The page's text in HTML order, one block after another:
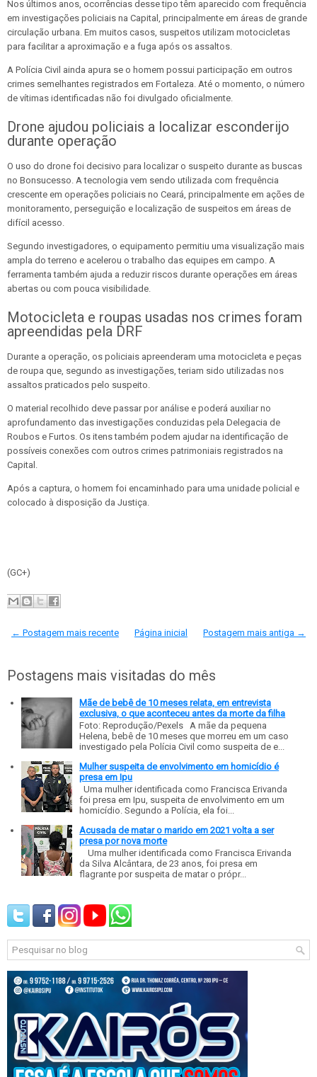
Nos últimos anos, ocorrências desse tipo têm aparecido com frequência
em investigações policiais na Capital, principalmente em áreas de grande
circulação urbana. Em muitos casos, suspeitos utilizam motocicletas
para facilitar a aproximação e a fuga após os assaltos.
A Polícia Civil ainda apura se o homem possui participação em outros
crimes semelhantes registrados em Fortaleza. Até o momento, o número
de vítimas identificadas não foi divulgado oficialmente.
Drone ajudou policiais a localizar esconderijo
durante operação
O uso do drone foi decisivo para localizar o suspeito durante as buscas
no Bonsucesso. A tecnologia vem sendo utilizada com frequência
crescente em operações policiais no Ceará, principalmente em ações de
monitoramento, perseguição e localização de suspeitos em áreas de
difícil acesso.
Segundo investigadores, o equipamento permitiu uma visualização mais
ampla do terreno e acelerou o trabalho das equipes em campo. A
ferramenta também ajuda a reduzir riscos durante operações em áreas
abertas ou com pouca visibilidade.
Motocicleta e roupas usadas nos crimes foram
apreendidas pela DRF
Durante a operação, os policiais apreenderam uma motocicleta e peças
de roupa que, segundo as investigações, teriam sido utilizadas nos
assaltos praticados pelo suspeito.
O material recolhido deve passar por análise e poderá auxiliar no
aprofundamento das investigações conduzidas pela Delegacia de
Roubos e Furtos. Os itens também podem ajudar na identificação de
possíveis conexões com outros crimes patrimoniais registrados na
Capital.
Após a captura, o homem foi encaminhado para uma unidade policial e
colocado à disposição da Justiça.
(GC+)
← Postagem mais recente Postagem mais antiga →
Página inicial
Postagens mais visitadas do mês
Mãe de bebê de 10 meses relata, em entrevista
exclusiva, o que aconteceu antes da morte da filha
Foto: Reprodução/Pexels A mãe da pequena
Helena, bebê de 10 meses que morreu em um caso
investigado pela Polícia Civil como suspeita de e...
Mulher suspeita de envolvimento em homicídio é
presa em Ipu
Uma mulher identificada como Francisca Erivanda
foi presa em Ipu, suspeita de envolvimento em um
homicídio. Segundo a Polícia, ela foi...
Acusada de matar o marido em 2021 volta a ser
presa por nova morte
Uma mulher identificada como Francisca Erivanda
da Silva Alcântara, de 23 anos, foi presa em
flagrante por suspeita de matar o própr...